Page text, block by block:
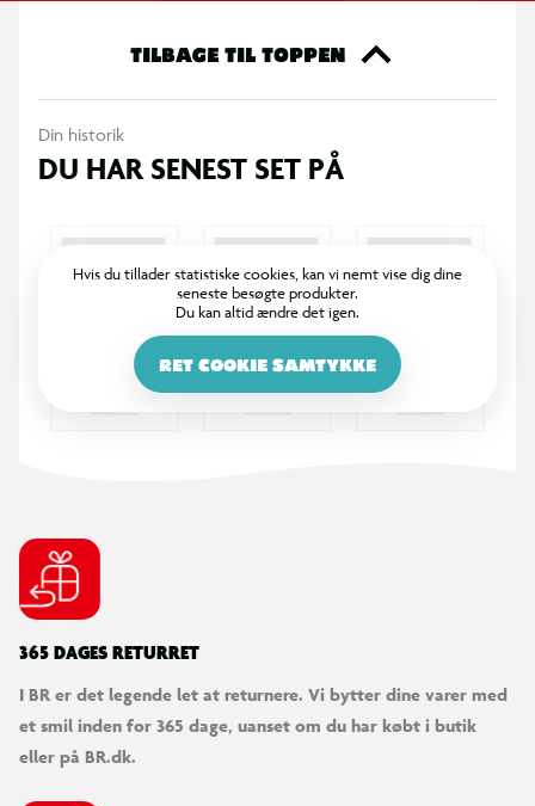
4 stk. HB blyanter
Slidstærk mine
Behagelige at holde på
Velegnet til skrivning og tegning
Egnet til skole og kreativ brug
TILBAGE TIL TOPPEN
Din historik
DU HAR SENEST SET PÅ
Hvis du tillader statistiske cookies, kan vi nemt vise dig dine
seneste besøgte produkter.
Du kan altid ændre det igen.
RET COOKIE SAMTYKKE
365 DAGES RETURRET
I BR er det legende let at returnere. Vi bytter dine varer med
et smil inden for 365 dage, uanset om du har købt i butik
eller på BR.dk.